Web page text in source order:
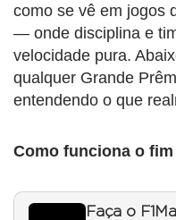
como se vê em jogos
— onde disciplina e
velocidade pura.
qualquer Grande
entendendo o que
Como funciona o fim
Faça o